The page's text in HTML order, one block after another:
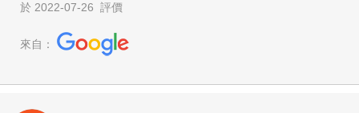
於 2022-07-26 評價
來自：